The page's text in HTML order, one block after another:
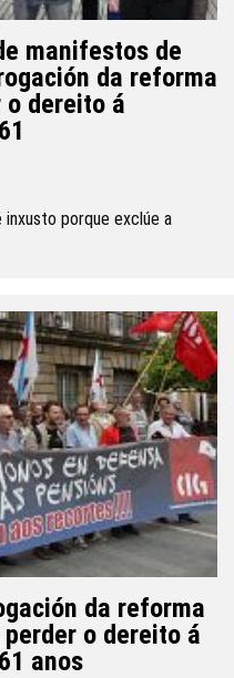
manifestos de
da reforma
o dereito á
inxusto porque exclúe a
da reforma
o dereito á
anos